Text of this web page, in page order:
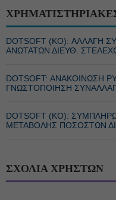
DOTSOFT (ΚΟ): ΑΛΛΑΓΗ
ΑΝΩΤΑΤΩΝ ΔΙΕΥΘ.
DOTSOFT: ΑΝΑΚΟΙΝΩΣΗ
ΓΝΩΣΤΟΠΟΙΗΣΗ
DOTSOFT (ΚΟ):
ΜΕΤΑΒΟΛΗΣ ΠΟΣΟΣΤΩΝ
ΣΧΟΛΙΑ ΧΡΗΣΤΩΝ